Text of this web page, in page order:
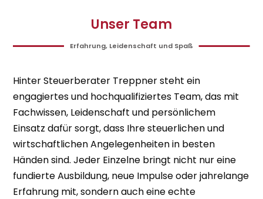
Unser Team
Erfahrung, Leidenschaft und Spaß
Hinter Steuerberater Treppner steht ein
engagiertes und hochqualifiziertes Team, das mit
Fachwissen, Leidenschaft und persönlichem
Einsatz dafür sorgt, dass Ihre steuerlichen und
wirtschaftlichen Angelegenheiten in besten
Händen sind. Jeder Einzelne bringt nicht nur eine
fundierte Ausbildung, neue Impulse oder jahrelange
Erfahrung mit, sondern auch eine echte